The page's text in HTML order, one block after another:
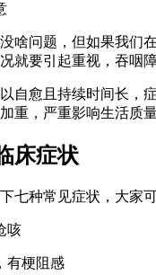
啥问题，但如果我们
就要引起重视，吞咽
自愈且持续时间长，
重，严重影响生活质量
床症状
七种常见症状，大家
咳
有梗阻感